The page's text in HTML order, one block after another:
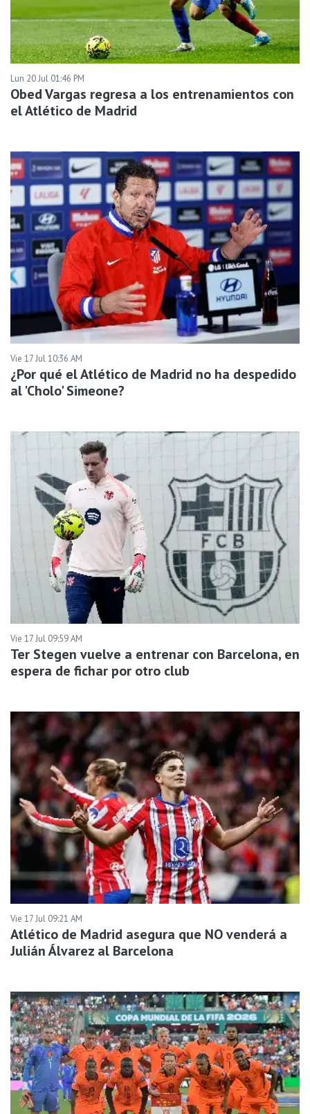
Lun 20 Jul 01:46 PM
Obed Vargas regresa a los entrenamientos con
el Atlético de Madrid
Vie 17 Jul 10:36 AM
¿Por qué el Atlético de Madrid no ha despedido
al 'Cholo' Simeone?
Vie 17 Jul 09:59 AM
Ter Stegen vuelve a entrenar con Barcelona, en
espera de fichar por otro club
Vie 17 Jul 09:21 AM
Atlético de Madrid asegura que NO venderá a
Julián Álvarez al Barcelona